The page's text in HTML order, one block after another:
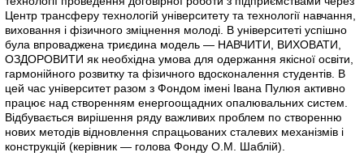
Центр трансферу технологій університету та технології навчання,
виховання і фізичного зміцнення молоді. В університеті успішно
була впроваджена триєдина модель — НАВЧИТИ, ВИХОВАТИ,
ОЗДОРОВИТИ як необхідна умова для одержання якісної освіти,
гармонійного розвитку та фізичного вдосконалення студентів. В
цей час університет разом з Фондом імені Івана Пулюя активно
працює над створенням енергоощадних опалювальних систем.
Відбувається вирішення ряду важливих проблем по створенню
нових методів відновлення спрацьованих сталевих механізмів і
конструкцій (керівник — голова Фонду О.М. Шаблій).